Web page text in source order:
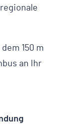
150 m
an Ihr